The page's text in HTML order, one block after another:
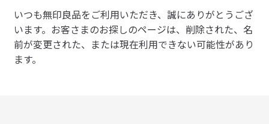
ト
ス
ト
ア
いつも無印良品をご利用いただき、誠にありがとうござ
います。 お客さまのお探しのページは、削除された、名
前が変更された、または現在利用できない可能性があり
ます。